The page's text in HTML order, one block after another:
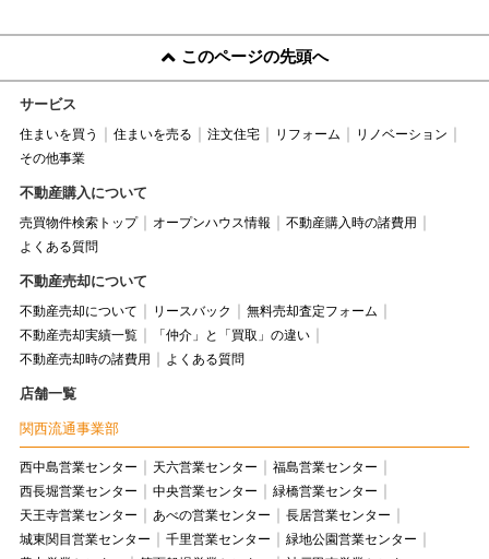
このページの先頭へ
サービス
住まいを買う 住まいを売る 注文住宅 リフォーム
リノベーション
その他事業
不動産購入について
売買物件検索トップ オープンハウス情報
不動産購入時の諸費用
よくある質問
不動産売却について
不動産売却について リースバック
無料売却査定フォーム
不動産売却実績一覧
「仲介」と「買取」の違い
不動産売却時の諸費用
よくある質問
店舗一覧
関西流通事業部
西中島営業センター 天六営業センター
福島営業センター
西長堀営業センター
中央営業センター
緑橋営業センター
天王寺営業センター
あべの営業センター
長居営業センター
城東関目営業センター
千里営業センター
緑地公園営業センター